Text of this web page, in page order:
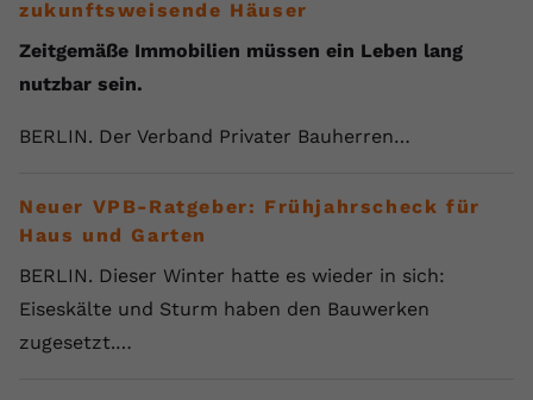
zukunftsweisende Häuser
Zeitgemäße Immobilien müssen ein Leben lang
nutzbar sein.
BERLIN. Der Verband Privater Bauherren…
Neuer VPB-Ratgeber: Frühjahrscheck für
Haus und Garten
BERLIN. Dieser Winter hatte es wieder in sich:
Eiseskälte und Sturm haben den Bauwerken
zugesetzt.…